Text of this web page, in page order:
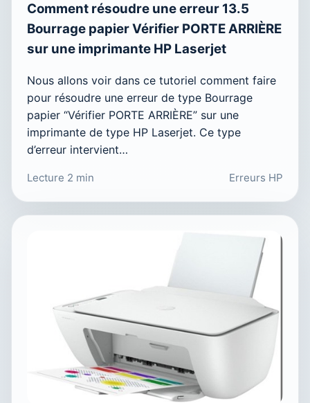
Comment résoudre une erreur 13.5
Bourrage papier Vérifier PORTE ARRIÈRE
sur une imprimante HP Laserjet
Nous allons voir dans ce tutoriel comment faire
pour résoudre une erreur de type Bourrage
papier “Vérifier PORTE ARRIÈRE” sur une
imprimante de type HP Laserjet. Ce type
d’erreur intervient…
Lecture 2 min Erreurs HP